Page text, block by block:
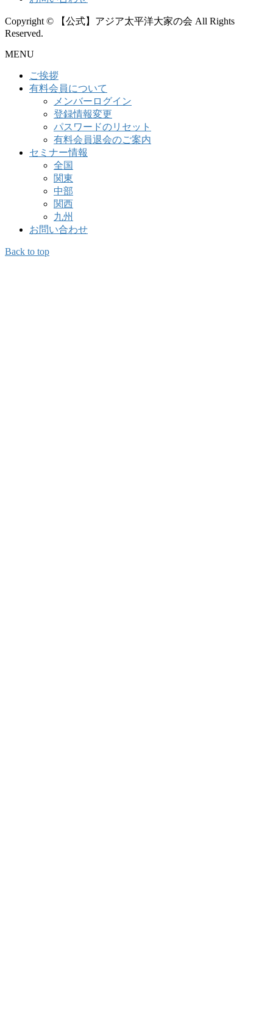
Copyright © 【公式】アジア太平洋大家の会 All Rights
Reserved.
MENU
ご挨拶
有料会員について
メンバーログイン
登録情報変更
パスワードのリセット
有料会員退会のご案内
セミナー情報
全国
関東
中部
関西
九州
お問い合わせ
Back to top